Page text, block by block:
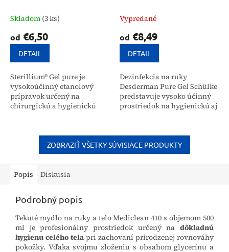
Skladom (3 ks)
od €6,50
DETAIL
Sterillium® Gel pure je
vysokoúčinný etanolový
prípravok určený na
chirurgickú a hygienickú
tento gél vhodný aj pre
Vypredané
od €8,49
DETAIL
Dezinfekcia na ruky
Desderman Pure Gel Schülke
predstavuje vysoko účinný
prostriedok na hygienickú aj
účinkom. Vďaka...
ZOBRAZIŤ VŠETKY SÚVISIACE PRODUKTY
Popis Diskusia
Podrobný popis
Tekuté mydlo na ruky a telo Mediclean 410 s objemom 500
ml je profesionálny prostriedok určený na dôkladnú
hygienu celého tela pri zachovaní prirodzenej rovnováhy
pokožky. Vďaka svojmu zloženiu s obsahom glycerínu a